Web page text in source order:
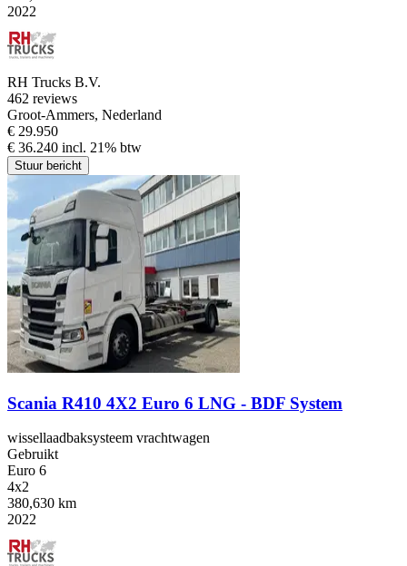
2022
RH Trucks B.V.
462 reviews
Groot-Ammers, Nederland
€ 29.950
€ 36.240 incl. 21% btw
Stuur bericht
Scania R410 4X2 Euro 6 LNG - BDF System
wissellaadbaksysteem vrachtwagen
Gebruikt
Euro 6
4x2
380,630 km
2022